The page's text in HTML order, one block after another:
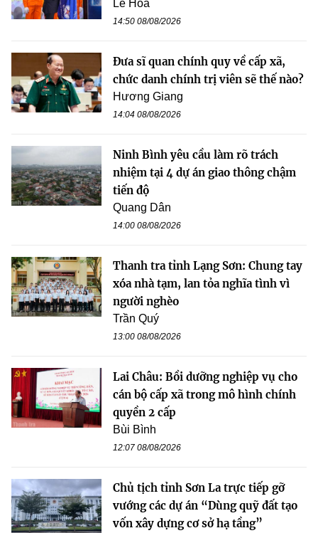
Lê Hoa
14:50 08/08/2026
Đưa sĩ quan chính quy về cấp xã,
chức danh chính trị viên sẽ thế nào?
Hương Giang
14:04 08/08/2026
Ninh Bình yêu cầu làm rõ trách
nhiệm tại 4 dự án giao thông chậm
tiến độ
Quang Dân
14:00 08/08/2026
Thanh tra tỉnh Lạng Sơn: Chung tay
xóa nhà tạm, lan tỏa nghĩa tình vì
người nghèo
Trần Quý
13:00 08/08/2026
Lai Châu: Bồi dưỡng nghiệp vụ cho
cán bộ cấp xã trong mô hình chính
quyền 2 cấp
Bùi Bình
12:07 08/08/2026
Chủ tịch tỉnh Sơn La trực tiếp gỡ
vướng các dự án “Dùng quỹ đất tạo
vốn xây dựng cơ sở hạ tầng”